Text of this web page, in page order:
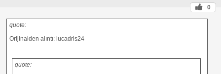
0
quote:
Orijinalden alıntı: lucadris24
quote: